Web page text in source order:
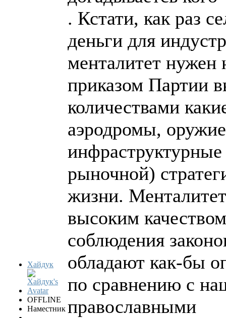
Хайдук
OFFLINE
Наместник
. Кстати, как раз
деньги для
менталитет нужен
приказом Партии
количествами
аэродромы,
рыночной)
жизни.
высоким
соблюдения
обладают как-бы
по сравнению с
православными